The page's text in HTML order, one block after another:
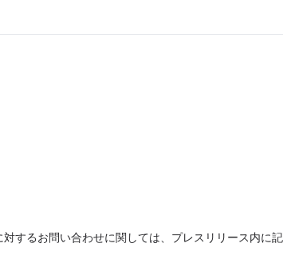
するお問い合わせに関しては、プレスリリース内に